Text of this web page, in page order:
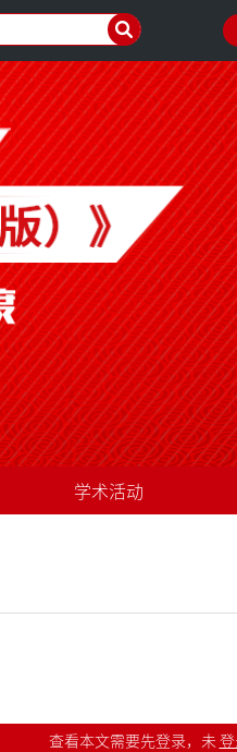
学术活动
查看本文需要先登录，未